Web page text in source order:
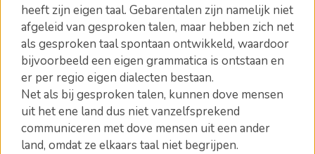
heeft zijn eigen taal. Gebarentalen zijn namelijk niet
afgeleid van gesproken talen, maar hebben zich net
als gesproken taal spontaan ontwikkeld, waardoor
bijvoorbeeld een eigen grammatica is ontstaan en
er per regio eigen dialecten bestaan.
Net als bij gesproken talen, kunnen dove mensen
uit het ene land dus niet vanzelfsprekend
communiceren met dove mensen uit een ander
land, omdat ze elkaars taal niet begrijpen.